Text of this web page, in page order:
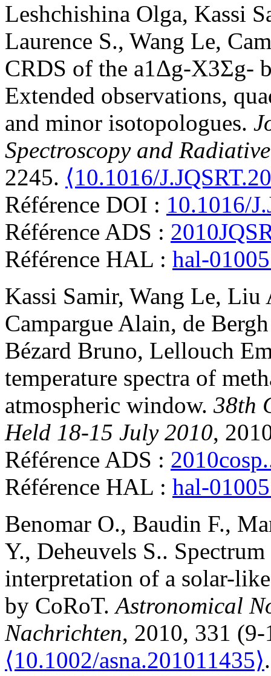
Leshchishina Olga, Kassi
Laurence S., Wang Le,
CRDS of the a1Δg-X3Σg-
Extended observations,
and minor isotopologues.
Spectroscopy and
2245. ⟨10.1016/
Référence DOI : 10.1016/
Référence ADS :
Référence HAL : hal-
Kassi Samir, Wang Le, Liu
Campargue Alain, de Bergh
Bézard Bruno, Lellouch
temperature spectra of
atmospheric window. 38th
Held 18-15 July 2010,
Référence ADS :
Référence HAL : hal-
Benomar O., Baudin F.,
Y., Deheuvels S..
interpretation of a solar-
by CoRoT.Astronomical
Nachrichten, 2010, 331
⟨10.1002/asna.201011435⟩.